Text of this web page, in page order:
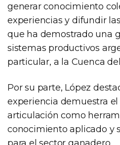
generar conocimiento
experiencias y difundir
que ha demostrado una
sistemas productivos
particular, a la Cuenca
Por su parte, López
experiencia demuestra el
articulación como
conocimiento aplicado y